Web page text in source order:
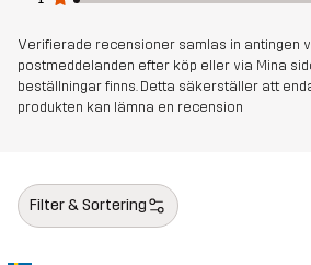
Verifierade recensioner samlas in antingen
postmeddelanden efter köp eller via Mina
beställningar finns. Detta säkerställer att
produkten kan lämna en recension
Filter & Sortering